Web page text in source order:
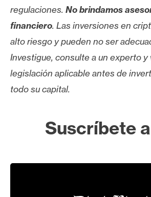
regulaciones. No brindamos
financiero. Las inversiones en
alto riesgo y pueden no ser
Investigue, consulte a un experto y
legislación aplicable antes de
todo su capital.
Suscríbete